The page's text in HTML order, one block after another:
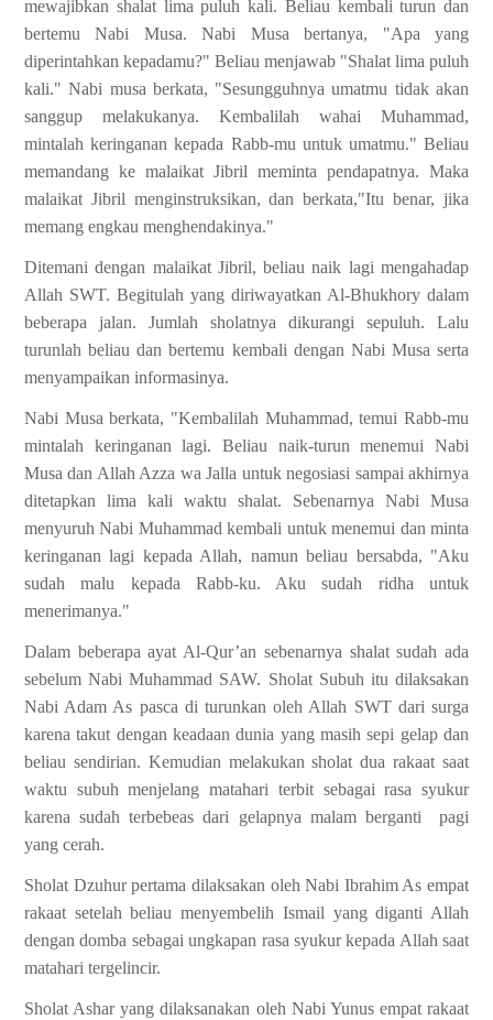
mewajibkan shalat lima puluh kali. Beliau kembali turun dan
bertemu Nabi Musa. Nabi Musa bertanya, "Apa yang
diperintahkan kepadamu?" Beliau menjawab "Shalat lima puluh
kali." Nabi musa berkata, "Sesungguhnya umatmu tidak akan
sanggup melakukanya. Kembalilah wahai Muhammad,
mintalah keringanan kepada Rabb-mu untuk umatmu." Beliau
memandang ke malaikat Jibril meminta pendapatnya. Maka
malaikat Jibril menginstruksikan, dan berkata,"Itu benar, jika
memang engkau menghendakinya."
Ditemani dengan malaikat Jibril, beliau naik lagi mengahadap
Allah SWT. Begitulah yang diriwayatkan Al-Bhukhory dalam
beberapa jalan. Jumlah sholatnya dikurangi sepuluh. Lalu
turunlah beliau dan bertemu kembali dengan Nabi Musa serta
menyampaikan informasinya.
Nabi Musa berkata, "Kembalilah Muhammad, temui Rabb-mu
mintalah keringanan lagi. Beliau naik-turun menemui Nabi
Musa dan Allah Azza wa Jalla untuk negosiasi sampai akhirnya
ditetapkan lima kali waktu shalat. Sebenarnya Nabi Musa
menyuruh Nabi Muhammad kembali untuk menemui dan minta
keringanan lagi kepada Allah, namun beliau bersabda, "Aku
sudah malu kepada Rabb-ku. Aku sudah ridha untuk
menerimanya."
Dalam beberapa ayat Al-Qur’an sebenarnya shalat sudah ada
sebelum Nabi Muhammad SAW. Sholat Subuh itu dilaksakan
Nabi Adam As pasca di turunkan oleh Allah SWT dari surga
karena takut dengan keadaan dunia yang masih sepi gelap dan
beliau sendirian. Kemudian melakukan sholat dua rakaat saat
waktu subuh menjelang matahari terbit sebagai rasa syukur
karena sudah terbebeas dari gelapnya malam berganti
pagi
yang cerah.
Sholat Dzuhur pertama dilaksakan oleh Nabi Ibrahim As empat
rakaat setelah beliau menyembelih Ismail yang diganti Allah
dengan domba sebagai ungkapan rasa syukur kepada Allah saat
matahari tergelincir.
Sholat Ashar yang dilaksanakan oleh Nabi Yunus empat rakaat